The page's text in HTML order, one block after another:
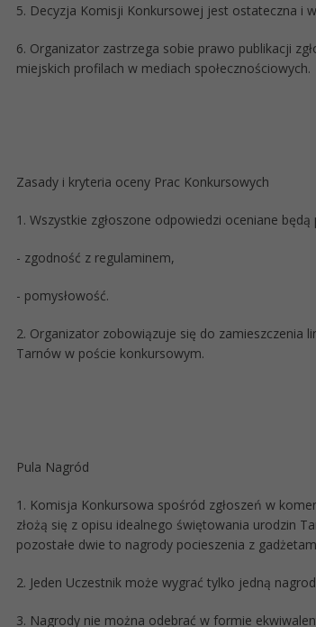
5. Decyzja Komisji Konkursowej jest ostateczna i
6. Organizator zastrzega sobie prawo publikacji
miejskich profilach w mediach społecznościowych.
Zasady i kryteria oceny Prac Konkursowych
1. Wszystkie zgłoszone odpowiedzi oceniane
- zgodność z regulaminem,
- pomysłowość.
2. Organizator zobowiązuje się do zamieszczenia
Tarnów w poście konkursowym.
Pula Nagród
1. Komisja Konkursowa spośród zgłoszeń w
złożą się z opisu idealnego świętowania urodzin
pozostałe dwie to nagrody pocieszenia z
2. Jeden Uczestnik może wygrać tylko jedną
3. Nagrody nie można odebrać w formie